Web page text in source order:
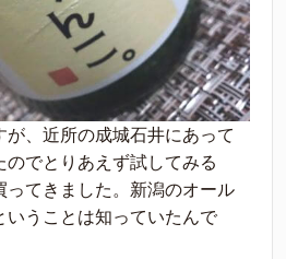
、近所の成城石井にあって
でとりあえず試してみる
ってきました。新潟のオール
いうことは知っていたんで